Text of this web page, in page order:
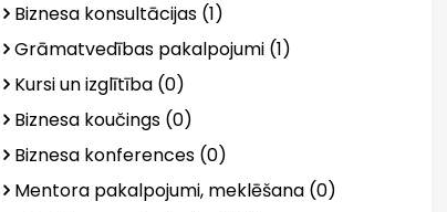
Biznesa konsultācijas (1)
Grāmatvedības pakalpojumi (1)
Kursi un izglītība (0)
Biznesa koučings (0)
Biznesa konferences (0)
Mentora pakalpojumi, meklēšana (0)